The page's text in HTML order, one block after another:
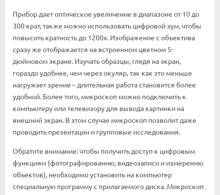
Прибор дает оптическое увеличение в диапазоне от 10 до
300 крат, также можно использовать цифровой зум, чтобы
повысить кратность до 1200х. Изображение с объектива
сразу же отображается на встроенном цветном 5-
дюймовом экране. Изучать образцы, глядя на экран,
гораздо удобнее, чем через окуляр, так как это меньше
нагружает зрение – длительная работа становится более
удобной. Более того, микроскоп можно подключить к
компьютеру или телевизору для вывода картинки на
внешний экран. В этом случае микроскоп позволит даже
проводить презентации и групповые исследования.
Обратите внимание: чтобы получить доступ к цифровым
функциям (фотографированию, видеозаписи и измерению
объектов), необходимо установить на компьютер
специальную программу с прилагаемого диска. Микроскоп